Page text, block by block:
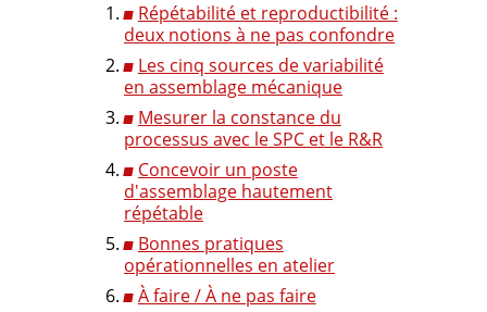
Répétabilité et reproductibilité :
deux notions à ne pas confondre
Les cinq sources de variabilité
en assemblage mécanique
Mesurer la constance du
processus avec le SPC et le R&R
Concevoir un poste
d'assemblage hautement
répétable
Bonnes pratiques
opérationnelles en atelier
À faire / À ne pas faire